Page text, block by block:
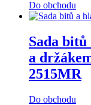
Do obchodu
Sada bitů
a
2515MR
Do obchodu